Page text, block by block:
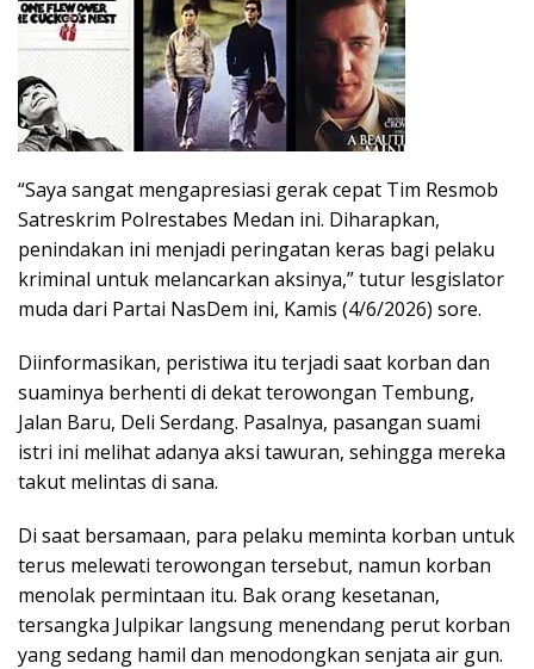
“Saya sangat mengapresiasi gerak cepat Tim Resmob
Satreskrim Polrestabes Medan ini. Diharapkan,
penindakan ini menjadi peringatan keras bagi pelaku
kriminal untuk melancarkan aksinya,” tutur lesgislator
muda dari Partai NasDem ini, Kamis (4/6/2026) sore.
Diinformasikan, peristiwa itu terjadi saat korban dan
suaminya berhenti di dekat terowongan Tembung,
Jalan Baru, Deli Serdang. Pasalnya, pasangan suami
istri ini melihat adanya aksi tawuran, sehingga mereka
takut melintas di sana.
Di saat bersamaan, para pelaku meminta korban untuk
terus melewati terowongan tersebut, namun korban
menolak permintaan itu. Bak orang kesetanan,
tersangka Julpikar langsung menendang perut korban
yang sedang hamil dan menodongkan senjata air gun.